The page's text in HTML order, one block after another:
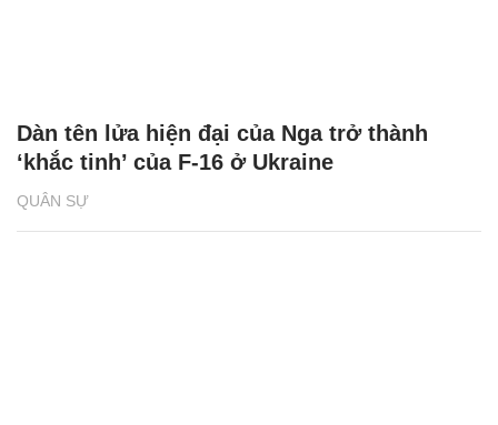
QUÂN SỰ
Dàn tên lửa hiện đại của Nga trở thành
‘khắc tinh’ của F-16 ở Ukraine